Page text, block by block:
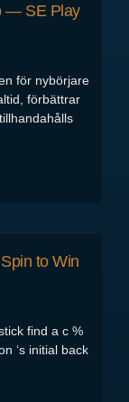
— SE Play
för nybörjare
förbättrar
to Win
find a c %
‘s initial back